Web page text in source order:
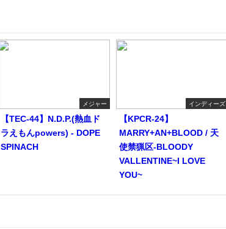
メジャー
【TEC-44】N.D.P.(熱血ド
ラえもんpowers) - DOPE
SPINACH
インディーズ
【KPCR-24】
MARRY+AN+BLOOD / 天
使禁猟区-BLOODY
VALLENTINE~I LOVE
YOU~